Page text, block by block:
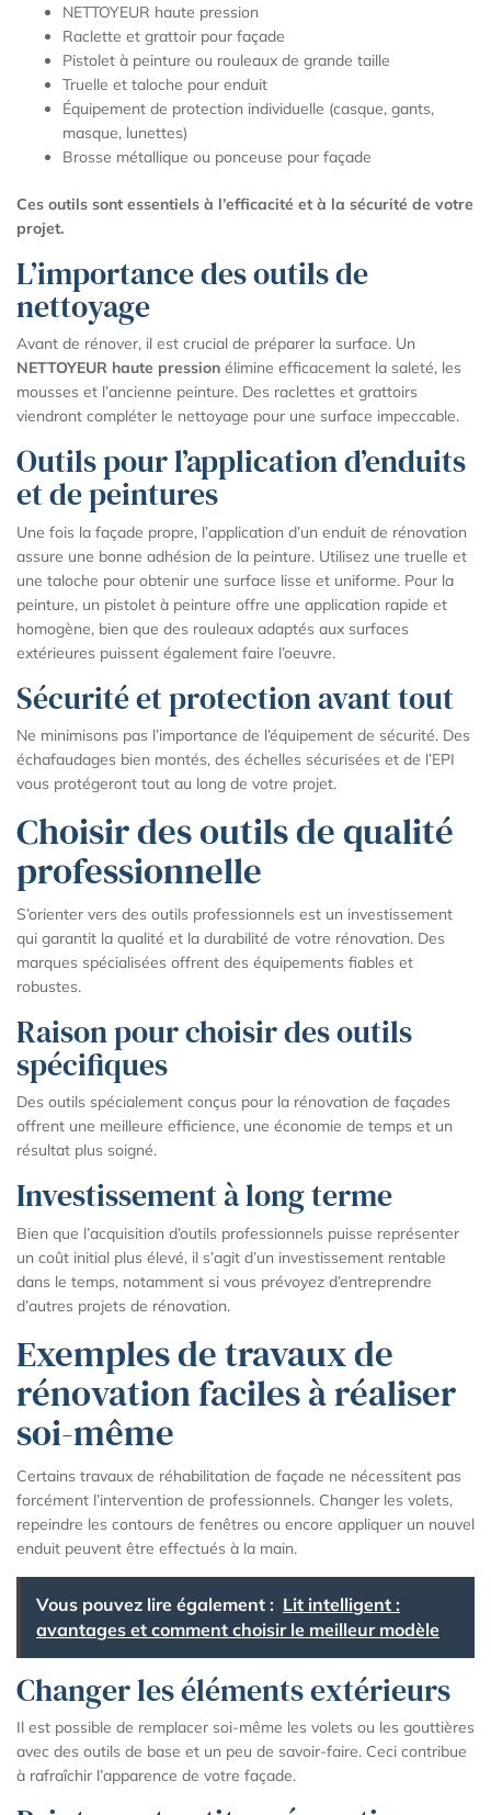
NETTOYEUR haute pression
Raclette et grattoir pour façade
Pistolet à peinture ou rouleaux de grande taille
Truelle et taloche pour enduit
Équipement de protection individuelle (casque, gants,
masque, lunettes)
Brosse métallique ou ponceuse pour façade
Ces outils sont essentiels à l’efficacité et à la sécurité de votre
projet.
L’importance des outils de
nettoyage
Avant de rénover, il est crucial de préparer la surface. Un
NETTOYEUR haute pression élimine efficacement la saleté, les
mousses et l’ancienne peinture. Des raclettes et grattoirs
viendront compléter le nettoyage pour une surface impeccable.
Outils pour l’application d’enduits
et de peintures
Une fois la façade propre, l’application d’un enduit de rénovation
assure une bonne adhésion de la peinture. Utilisez une truelle et
une taloche pour obtenir une surface lisse et uniforme. Pour la
peinture, un pistolet à peinture offre une application rapide et
homogène, bien que des rouleaux adaptés aux surfaces
extérieures puissent également faire l’oeuvre.
Sécurité et protection avant tout
Ne minimisons pas l’importance de l’équipement de sécurité. Des
échafaudages bien montés, des échelles sécurisées et de l’EPI
vous protégeront tout au long de votre projet.
Choisir des outils de qualité
professionnelle
S’orienter vers des outils professionnels est un investissement
qui garantit la qualité et la durabilité de votre rénovation. Des
marques spécialisées offrent des équipements fiables et
robustes.
Raison pour choisir des outils
spécifiques
Des outils spécialement conçus pour la rénovation de façades
offrent une meilleure efficience, une économie de temps et un
résultat plus soigné.
Investissement à long terme
Bien que l’acquisition d’outils professionnels puisse représenter
un coût initial plus élevé, il s’agit d’un investissement rentable
dans le temps, notamment si vous prévoyez d’entreprendre
d’autres projets de rénovation.
Exemples de travaux de
rénovation faciles à réaliser
soi-même
Certains travaux de réhabilitation de façade ne nécessitent pas
forcément l’intervention de professionnels. Changer les volets,
repeindre les contours de fenêtres ou encore appliquer un nouvel
enduit peuvent être effectués à la main.
Vous pouvez lire également : Lit intelligent :
avantages et comment choisir le meilleur modèle
Changer les éléments extérieurs
Il est possible de remplacer soi-même les volets ou les gouttières
avec des outils de base et un peu de savoir-faire. Ceci contribue
à rafraîchir l’apparence de votre façade.